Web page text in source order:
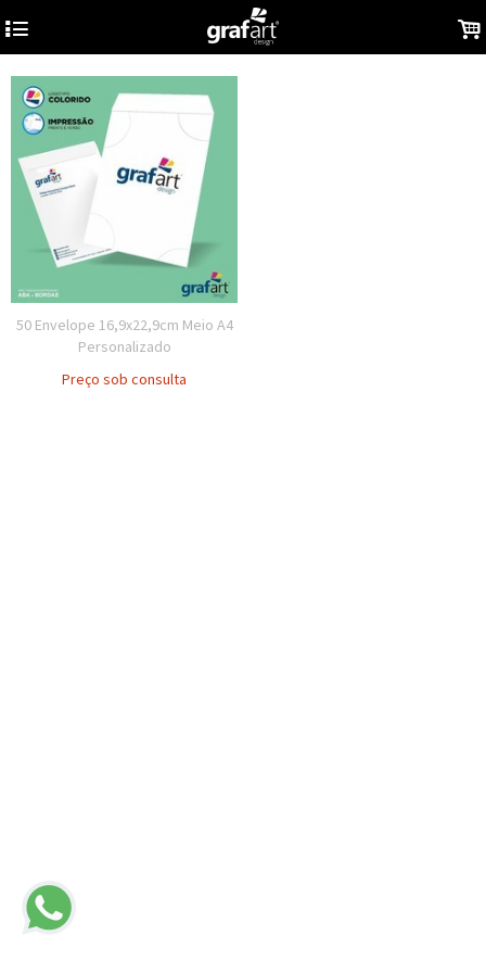
4 .
50 Envelope 16,9x22,9cm Meio A4
Personalizado
Preço sob consulta